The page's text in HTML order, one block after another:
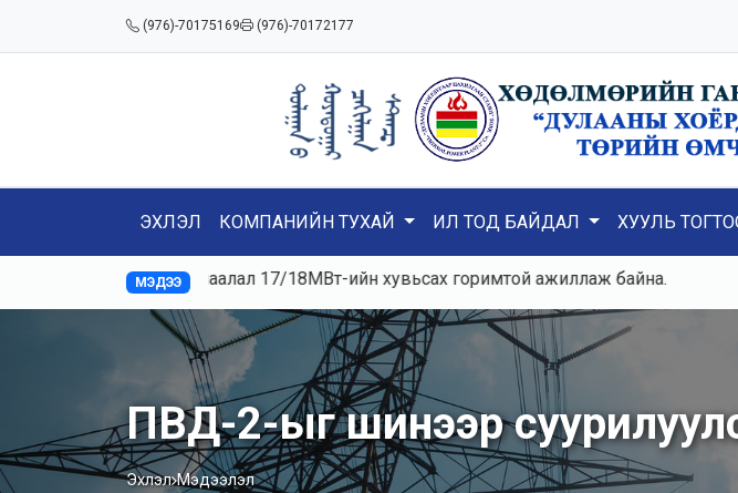
(976)-70175169 (976)-70172177
ЭХЛЭЛ КОМПАНИЙН ТУХАЙ ИЛ ТОД БАЙДАЛ ХУУЛЬ
МЭДЭЭ
Цахилгаан ачаалал 17/18МВт-ийн хувьсах горимтой ажиллаж байна.
ПВД-2-ыг шинээр
Эхлэл Мэдээлэл